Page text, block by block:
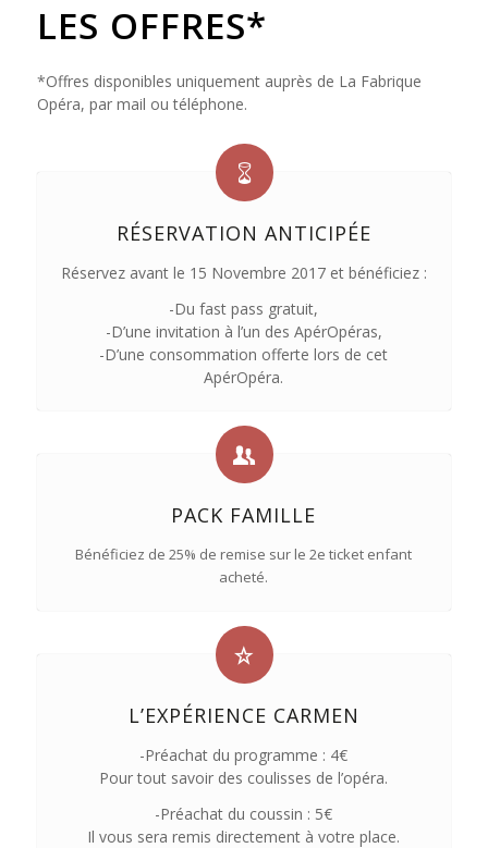
LES OFFRES*
*Offres disponibles uniquement auprès de La Fabrique
Opéra, par mail ou téléphone.
RÉSERVATION ANTICIPÉE
Réservez avant le 15 Novembre 2017 et bénéficiez :
-Du fast pass gratuit,
-D’une invitation à l’un des ApérOpéras,
-D’une consommation offerte lors de cet
ApérOpéra.
PACK FAMILLE
Bénéficiez de 25% de remise sur le 2e ticket enfant
acheté.
L’EXPÉRIENCE CARMEN
-Préachat du programme : 4€
Pour tout savoir des coulisses de l’opéra.
-Préachat du coussin : 5€
Il vous sera remis directement à votre place.